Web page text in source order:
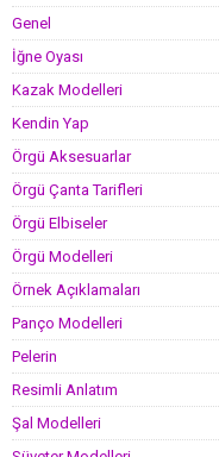
Genel
İğne Oyası
Kazak Modelleri
Kendin Yap
Örgü Aksesuarlar
Örgü Çanta Tarifleri
Örgü Elbiseler
Örgü Modelleri
Örnek Açıklamaları
Panço Modelleri
Pelerin
Resimli Anlatım
Şal Modelleri